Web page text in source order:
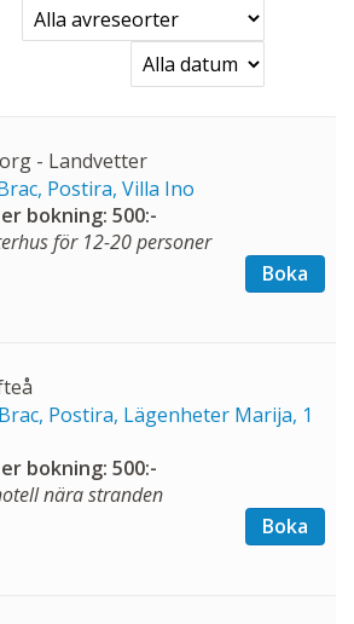
- Landvetter
Postira, Villa Ino
bokning: 500:-
för 12-20 personer
Boka
Postira, Lägenheter Marija, 1
bokning: 500:-
nära stranden
Boka